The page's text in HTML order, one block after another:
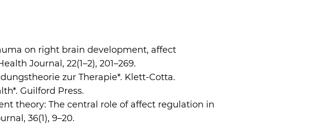
on right brain development, affect
Journal, 22(1–2), 201–269.
zur Therapie*. Klett-Cotta.
Guilford Press.
theory: The central role of affect regulation in
36(1), 9–20.